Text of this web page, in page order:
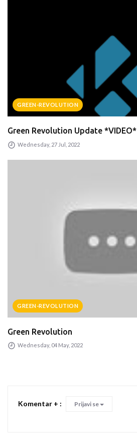
GREEN-REVOLUTION
Green Revolution Update *VIDEO*
Wednesday, 27 Jul, 2022
GREEN-REVOLUTION
Green Revolution
Wednesday, 04 May, 2022
Komentar + : Prijavi se